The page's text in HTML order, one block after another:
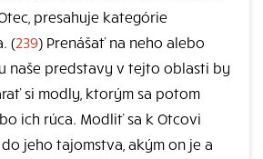
presahuje kategórie
(239) Prenášať na neho alebo
naše predstavy v tejto oblasti by
si modly, ktorým sa potom
ich rúca. Modliť sa k Otcovi
jeho tajomstva, akým on je a